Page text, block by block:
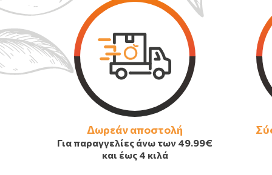
Δωρεάν αποστολή
Για παραγγελίες άνω των 49.99€
και έως 4 κιλά